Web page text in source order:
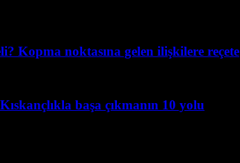
Kopma noktasına gelen ilişkilere reçete
başa çıkmanın 10 yolu